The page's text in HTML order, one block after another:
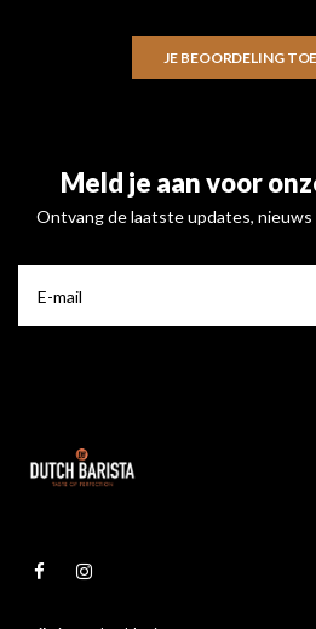
JE BEOORDELING
Meld je aan voor
Ontvang de laatste updates, nieuws